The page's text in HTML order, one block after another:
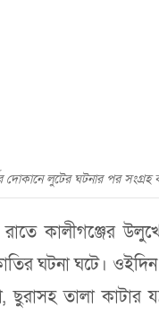
দোকানে লুটের ঘটনার পর সংগ্রহ
কালীগঞ্জের
ঘটনা ঘটে।
তালা কাটার